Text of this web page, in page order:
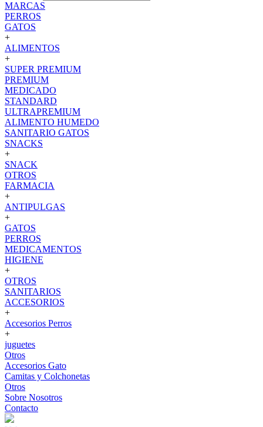
MARCAS
PERROS
GATOS
+
ALIMENTOS
+
SUPER PREMIUM
PREMIUM
MEDICADO
STANDARD
ULTRAPREMIUM
ALIMENTO HUMEDO
SANITARIO GATOS
SNACKS
+
SNACK
OTROS
FARMACIA
+
ANTIPULGAS
+
GATOS
PERROS
MEDICAMENTOS
HIGIENE
+
OTROS
SANITARIOS
ACCESORIOS
+
Accesorios Perros
+
juguetes
Otros
Accesorios Gato
Camitas y Colchonetas
Otros
Sobre Nosotros
Contacto